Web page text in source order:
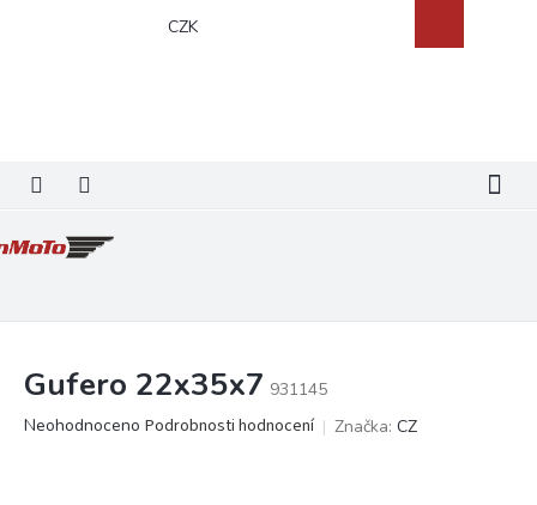
CZK
košík
Gufero 22x35x7 931145
Průměrné
Neohodnoceno Podrobnosti hodnocení Značka: CZ